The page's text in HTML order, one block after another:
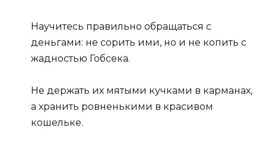
Научитесь правильно обращаться с
деньгами: не сорить ими, но и не копить с
жадностью Гобсека.
Не держать их мятыми кучками в карманах,
а хранить ровненькими в красивом
кошельке.